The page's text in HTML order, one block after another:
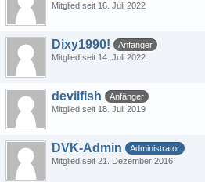
Mitglied seit 16. Juli 2022
Dixy1990!
Anfänger
Mitglied seit 14. Juli 2022
devilfish
Anfänger
Mitglied seit 18. Juli 2019
DVK-Admin
Administrator
Mitglied seit 21. Dezember 2016